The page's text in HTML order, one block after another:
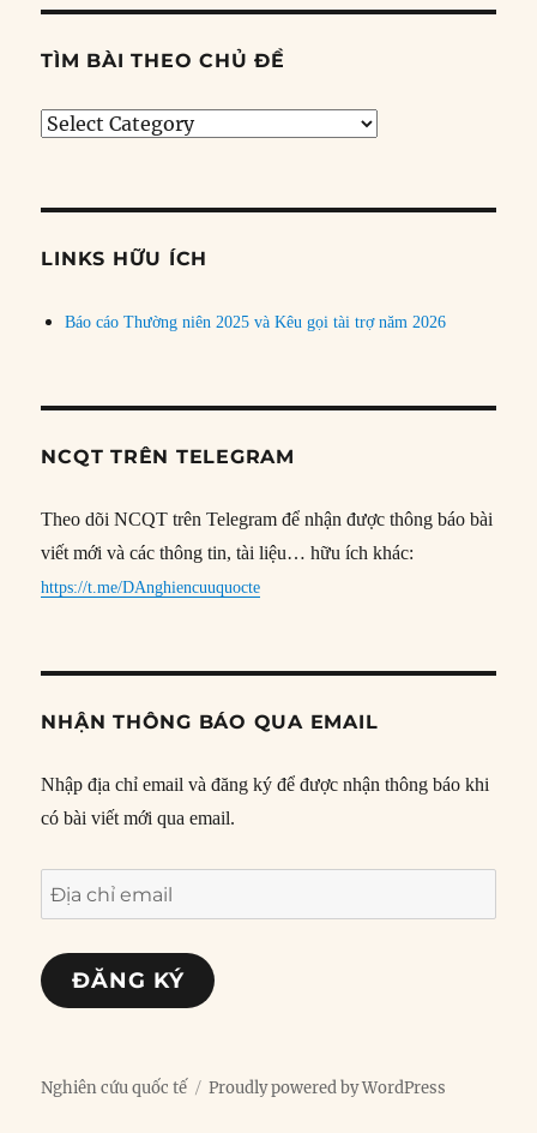
TÌM BÀI THEO CHỦ ĐỀ
Tìm
đề
LINKS HỮU ÍCH
Báo cáo Thường niên 2025 và Kêu gọi tài trợ năm 2026
NCQT TRÊN TELEGRAM
Theo dõi NCQT trên Telegram để nhận được thông báo bài
viết mới và các thông tin, tài liệu… hữu ích khác:
https://t.me/DAnghiencuuquocte
NHẬN THÔNG BÁO QUA EMAIL
Nhập địa chỉ email và đăng ký để được nhận thông báo khi
có bài viết mới qua email.
Địa
chỉ
email
ĐĂNG KÝ
Nghiên cứu quốc tế Proudly powered by WordPress